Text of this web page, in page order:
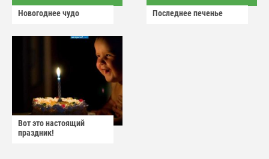
Новогоднее чудо Последнее печенье
Вот это настоящий
праздник!